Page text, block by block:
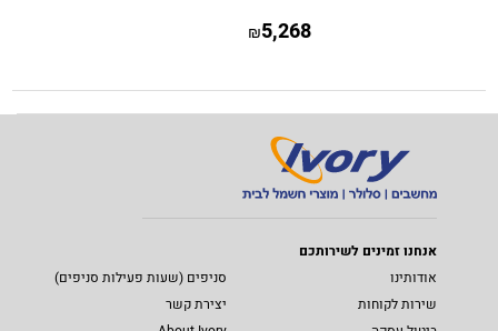
5,268
₪
אנחנו זמינים לשירותכם
אודותינו
סניפים (שעות פעילות סניפים)
שירות לקוחות
יצירת קשר